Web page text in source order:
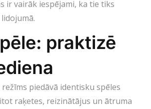
ir vairāk iespējami, ka tie tiks
praktizē
piedāvā identisku spēles
raķetes, reizinātājus un ātruma